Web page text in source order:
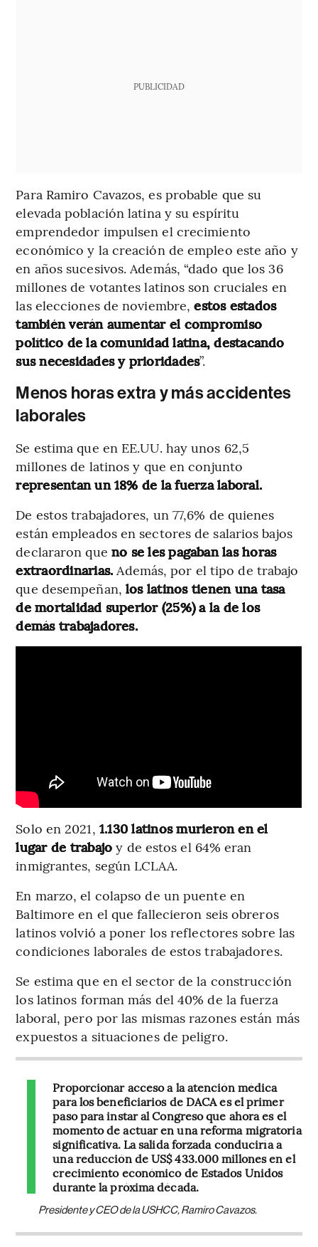
PUBLICIDAD
Para Ramiro Cavazos, es probable que su
elevada población latina y su espíritu
emprendedor impulsen el crecimiento
económico y la creación de empleo este año y
en años sucesivos. Además, “dado que los 36
millones de votantes latinos son cruciales en
las elecciones de noviembre,estos estados
también verán aumentar el compromiso
político de la comunidad latina, destacando
sus necesidades y prioridades”.
Menos horas extra y más accidentes
laborales
Se estima que en EE.UU. hay unos 62,5
millones de latinos y que en conjunto
representan un 18% de la fuerza laboral.
De estos trabajadores, un 77,6% de quienes
están empleados en sectores de salarios bajos
declararon que no se les pagaban las horas
extraordinarias.Además, por el tipo de trabajo
que desempeñan, los latinos tienen una tasa
de mortalidad superior (25%) a la de los
demás trabajadores.
Solo en 2021, 1.130 latinos murieron en el
lugar de trabajo y de estos el 64% eran
inmigrantes, según LCLAA.
En marzo, el colapso de un puente en
Baltimore en el que fallecieron seis obreros
latinos volvió a poner los reflectores sobre las
condiciones laborales de estos trabajadores.
Se estima que en el sector de la construcción
los latinos forman más del 40% de la fuerza
laboral, pero por las mismas razones están más
expuestos a situaciones de peligro.
Proporcionar acceso a la atención médica
para los beneficiarios de DACA es el primer
paso para instar al Congreso que ahora es el
momento de actuar en una reforma migratoria
significativa. La salida forzada conduciría a
una reducción de US$ 433.000 millones en el
crecimiento económico de Estados Unidos
durante la próxima década.
Presidente y CEO de la USHCC, Ramiro Cavazos.